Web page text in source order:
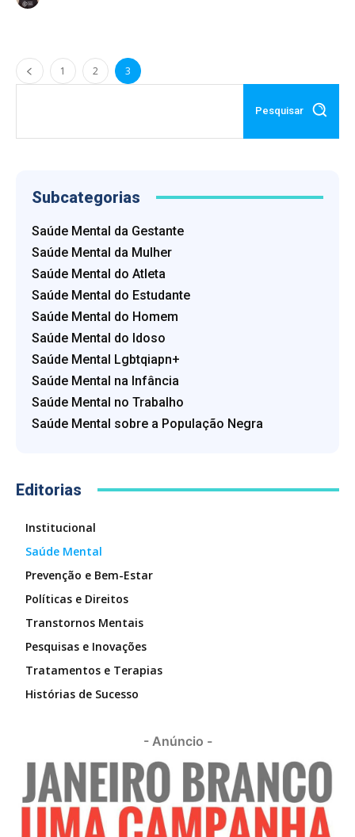
1 2 3
Pesquisar
Subcategorias
Saúde Mental da Gestante
Saúde Mental da Mulher
Saúde Mental do Atleta
Saúde Mental do Estudante
Saúde Mental do Homem
Saúde Mental do Idoso
Saúde Mental Lgbtqiapn+
Saúde Mental na Infância
Saúde Mental no Trabalho
Saúde Mental sobre a População Negra
Editorias
Institucional
Saúde Mental
Prevenção e Bem-Estar
Políticas e Direitos
Transtornos Mentais
Pesquisas e Inovações
Tratamentos e Terapias
Histórias de Sucesso
- Anúncio -